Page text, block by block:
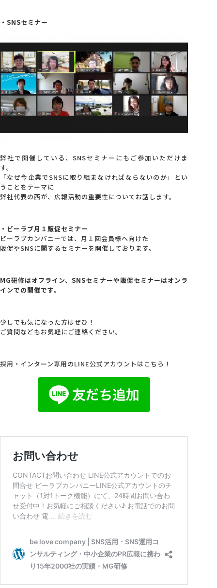
・SNSセミナー
弊社で開催している、SNSセミナーにもご参加いただけま
す。
「なぜ今企業でSNSに取り組まなければならないのか」とい
うことをテーマに
弊社代表の西が、広報活動の重要性についてお話します。
・ビーラブ月１販促セミナー
ビーラブカンパニーでは、月１回会員様へ向けた
販促やSNSに関するセミナーを開催しております。
MG研修はオフライン、SNSセミナーや販促セミナーはオンラ
インでの開催です。
少しでも気になった方はぜひ！
ご質問などもお気軽にご連絡ください。
採用・インターン専用のLINE公式アカウントはこちら！